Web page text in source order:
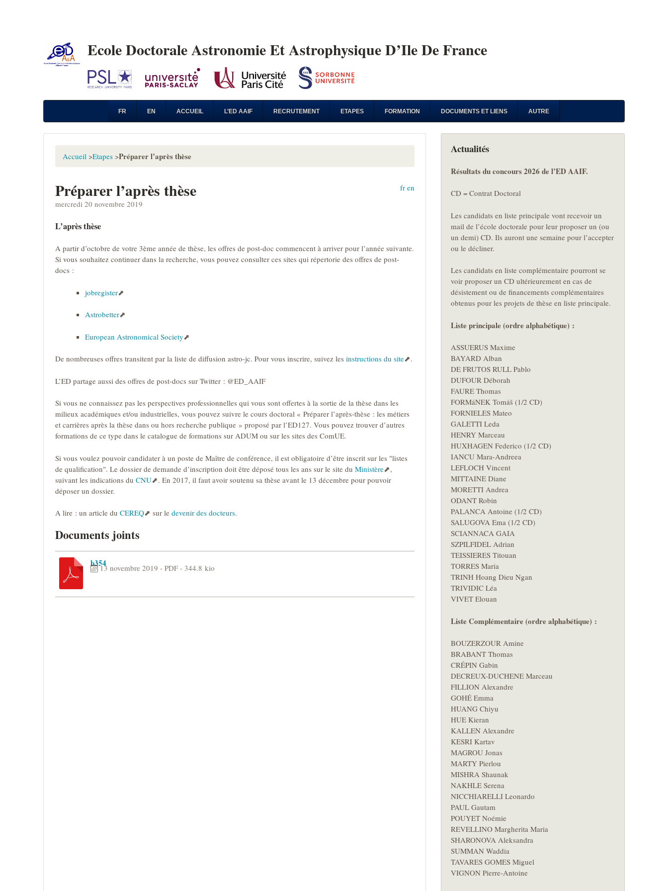
Ecole Doctorale Astronomie Et Astrophysique D’Ile De France
FR EN ACCUEIL L’ED AAIF RECRUTEMENT ETAPES FORMATION DOCUMENTS ET LIENS AUTRE
Accueil>Etapes>Préparer l’après thèse
fr en
Préparer l’après thèse
mercredi 20 novembre 2019
L’après thèse
A partir d’octobre de votre 3ème année de thèse, les offres de post-doc commencent à arriver pour l’année suivante.
Si vous souhaitez continuer dans la recherche, vous pouvez consulter ces sites qui répertorie des offres de post-
docs :
jobregister
Astrobetter
European Astronomical Society
De nombreuses offres transitent par la liste de diffusion astro-jc. Pour vous inscrire, suivez les instructions du site .
L’ED partage aussi des offres de post-docs sur Twitter : @ED_AAIF
Si vous ne connaissez pas les perspectives professionnelles qui vous sont offertes à la sortie de la thèse dans les
milieux académiques et/ou industrielles, vous pouvez suivre le cours doctoral « Préparer l’après-thèse : les métiers
et carrières après la thèse dans ou hors recherche publique » proposé par l’ED127. Vous pouvez trouver d’autres
formations de ce type dans le catalogue de formations sur ADUM ou sur les sites des ComUE.
Si vous voulez pouvoir candidater à un poste de Maître de conférence, il est obligatoire d’être inscrit sur les "listes
de qualification". Le dossier de demande d’inscription doit être déposé tous les ans sur le site du Ministère
,
suivant les indications du CNU
. En 2017, il faut avoir soutenu sa thèse avant le 13 décembre pour pouvoir
déposer un dossier.
A lire : un article du CEREQ sur le devenir des docteurs.
Documents joints
b35413 novembre 2019 - PDF- 344.8 kio
Actualités
Résultats du concours 2026 de l’ED AAIF.
CD = Contrat Doctoral
Les candidats en liste principale vont recevoir un
mail de l’école doctorale pour leur proposer un (ou
un demi) CD. Ils auront une semaine pour l’accepter
ou le décliner.
Les candidats en liste complémentaire pourront se
voir proposer un CD ultérieurement en cas de
désistement ou de financements complémentaires
obtenus pour les projets de thèse en liste principale.
Liste principale (ordre alphabétique) :
ASSUERUS Maxime
BAYARD Alban
DE FRUTOS RULL Pablo
DUFOUR Déborah
FAURE Thomas
FORMáNEK Tomáš (1/2 CD)
FORNIELES Mateo
GALETTI Leda
HENRY Marceau
HUXHAGEN Federico (1/2 CD)
IANCU Mara-Andreea
LEFLOCH Vincent
MITTAINE Diane
MORETTI Andrea
ODANT Robin
PALANCA Antoine (1/2 CD)
SALUGOVA Ema (1/2 CD)
SCIANNACA GAIA
SZPILFIDEL Adrian
TEISSIERES Titouan
TORRES Maria
TRINH Hoang Dieu Ngan
TRIVIDIC Léa
VIVET Elouan
Liste Complémentaire (ordre alphabétique) :
BOUZERZOUR Amine
BRABANT Thomas
CRÉPIN Gabin
DECREUX-DUCHENE Marceau
FILLION Alexandre
GOHÉ Emma
HUANG Chiyu
HUE Kieran
KALLEN Alexandre
KESRI Kartav
MAGROU Jonas
MARTY Pierlou
MISHRA Shaunak
NAKHLE Serena
NICCHIARELLI Leonardo
PAUL Gautam
POUYET Noémie
REVELLINO Margherita Maria
SHARONOVA Aleksandra
SUMMAN Waddia
TAVARES GOMES Miguel
VIGNON Pierre-Antoine